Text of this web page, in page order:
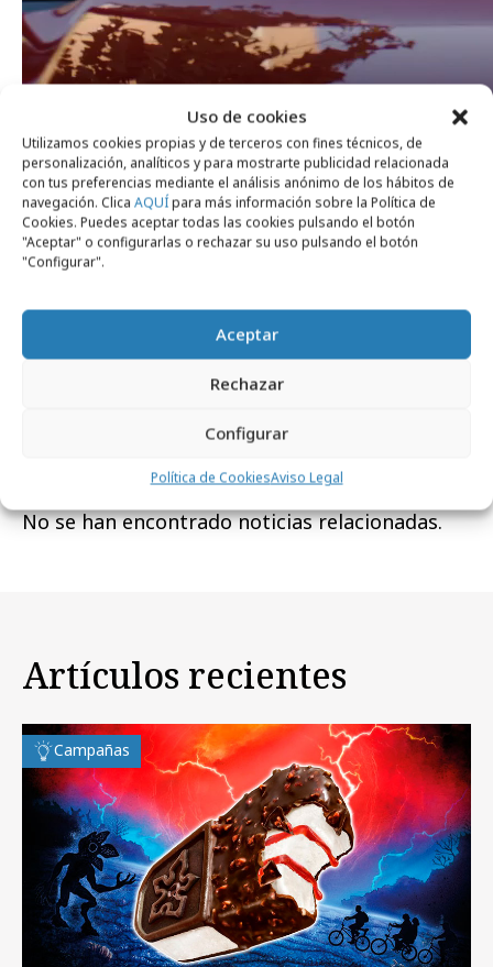
Uso de cookies
Utilizamos cookies propias y de terceros con fines técnicos, de
personalización, analíticos y para mostrarte publicidad relacionada
con tus preferencias mediante el análisis anónimo de los hábitos de
navegación. Clica AQUÍpara más información sobre la Política de
Cookies. Puedes aceptar todas las cookies pulsando el botón
"Aceptar" o configurarlas o rechazar su uso pulsando el botón
"Configurar".
Aceptar
Rechazar
Configurar
Política de CookiesAviso Legal
Comparte
Noticias Relacionadas
No se han encontrado noticias relacionadas.
Artículos recientes
Campañas